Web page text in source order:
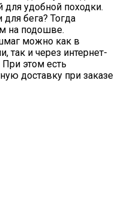
удобной походки.
для бега? Тогда
на подошве.
можно как в
так и через интернет-
этом есть
доставку при заказе